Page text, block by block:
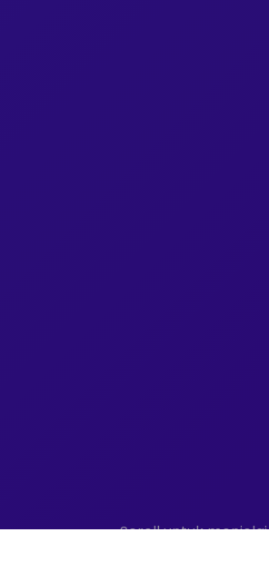
Scroll untuk